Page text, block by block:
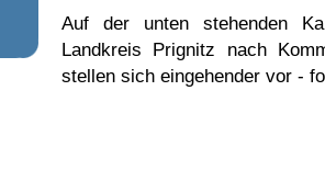
Auf der unten stehenden
Landkreis Prignitz nach
stellen sich eingehender vor -